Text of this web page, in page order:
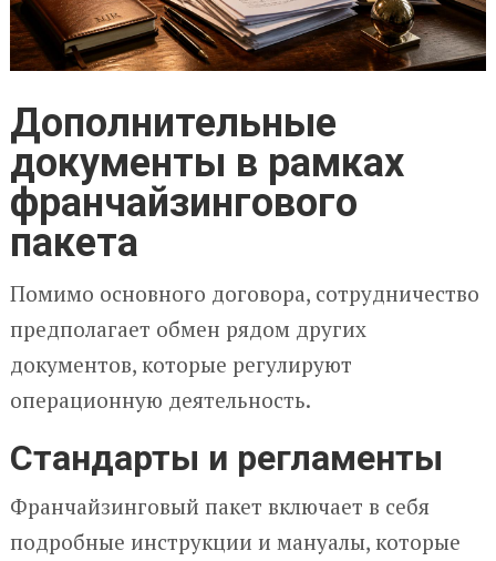
Дополнительные
документы в рамках
франчайзингового
пакета
Помимо основного договора, сотрудничество
предполагает обмен рядом других
документов, которые регулируют
операционную деятельность.
Стандарты и регламенты
Франчайзинговый пакет включает в себя
подробные инструкции и мануалы, которые